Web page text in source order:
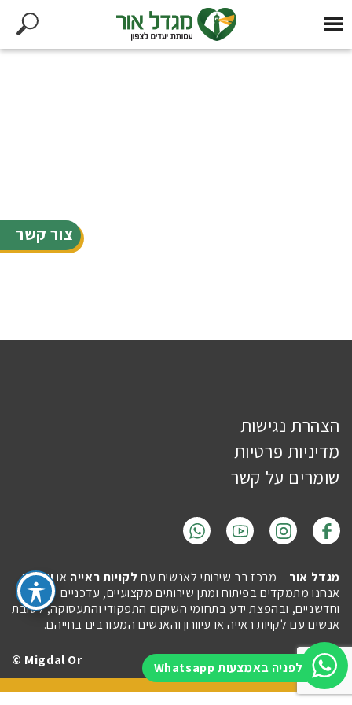
צור קשר
לפניה באמצעות Whatsapp
הצהרת נגישות
מדיניות פרטיות
שומרים על קשר
מגדל אור – מרכז רב שירותי לאנשים עם לקויות ראייה אועיוורון.
אנחנו מתמקדים בפיתוח ומתן שירותים מקצועיים, עדכניים
וחדשניים, ובהפצת ידע בתחומי השיקום התפקודי והתעסוקה, לטובת
אנשים עם לקויות ראייה או עיוורון והאנשים המעורבים בחייהם.
Imaginet
Migdal Or ©